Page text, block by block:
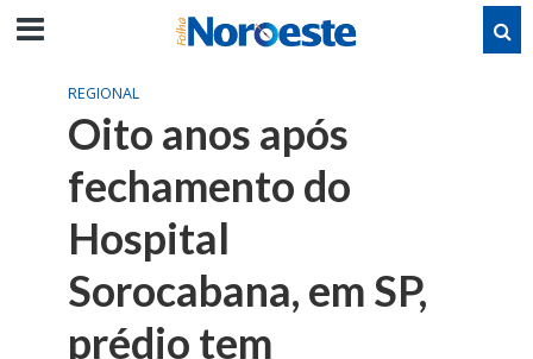
REGIONAL
Oito anos após
fechamento do
Hospital
Sorocabana, em SP,
prédio tem